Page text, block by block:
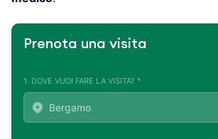
Prenota una visita
1. DOVE VUOI FARE LA VISITA? *